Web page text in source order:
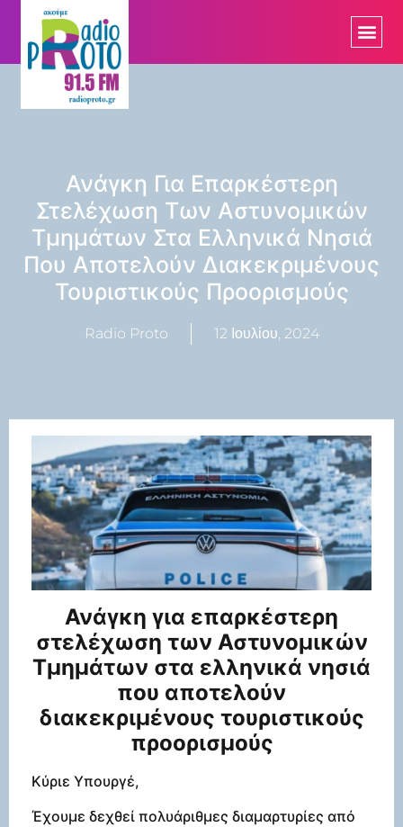
Ανάγκη Για Επαρκέστερη
Στελέχωση Των Αστυνομικών
Τμημάτων Στα Ελληνικά Νησιά
Που Αποτελούν Διακεκριμένους
Τουριστικούς Προορισμούς
Radio Proto 12 Ιουλίου, 2024
Ανάγκη για επαρκέστερη
στελέχωση των Αστυνομικών
Τμημάτων στα ελληνικά νησιά
που αποτελούν
διακεκριμένους τουριστικούς
προορισμούς
Κύριε Υπουργέ,
Έχουμε δεχθεί πολυάριθμες διαμαρτυρίες από